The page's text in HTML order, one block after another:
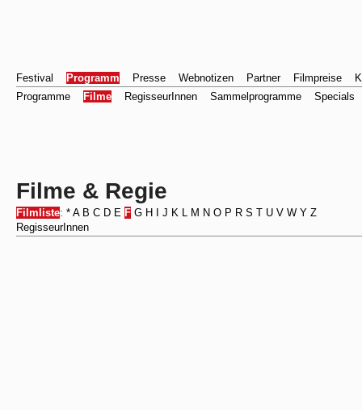
Festival Programm Presse Webnotizen Partner Filmpreise
Programme
Filme RegisseurInnen Sammelprogramme Specials
Filme & Regie
Filmliste: * A B C D E F G H J K L M N O P R S T U V W Y Z
RegisseurInnen